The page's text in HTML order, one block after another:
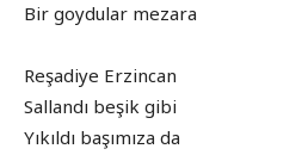
Bir goydular mezara
Reşadiye Erzincan
Sallandı beşik gibi
Yıkıldı başımıza da